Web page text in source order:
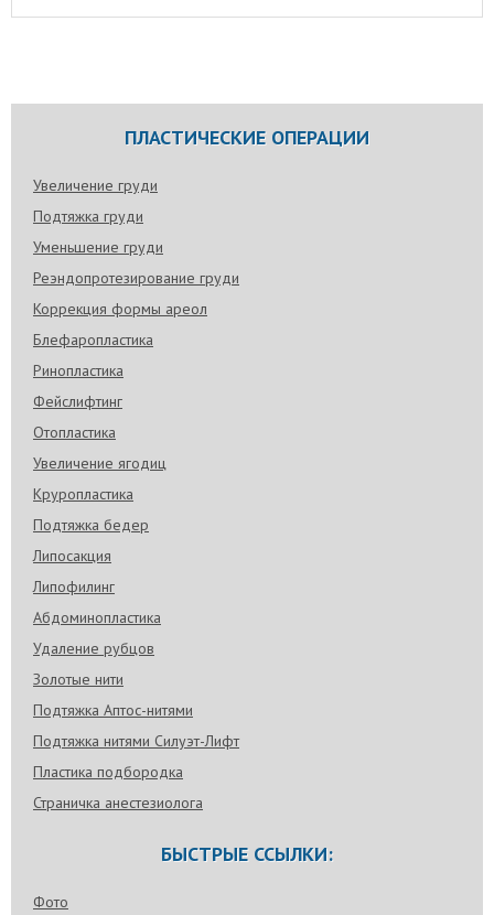
ПЛАСТИЧЕСКИЕ ОПЕРАЦИИ
Увеличение груди
Подтяжка груди
Уменьшение груди
Реэндопротезирование груди
Коррекция формы ареол
Блефаропластика
Ринопластика
Фейслифтинг
Отопластика
Увеличение ягодиц
Круропластика
Подтяжка бедер
Липосакция
Липофилинг
Абдоминопластика
Удаление рубцов
Золотые нити
Подтяжка Аптос-нитями
Подтяжка нитями Силуэт-Лифт
Пластика подбородка
Страничка анестезиолога
БЫСТРЫЕ ССЫЛКИ:
Фото